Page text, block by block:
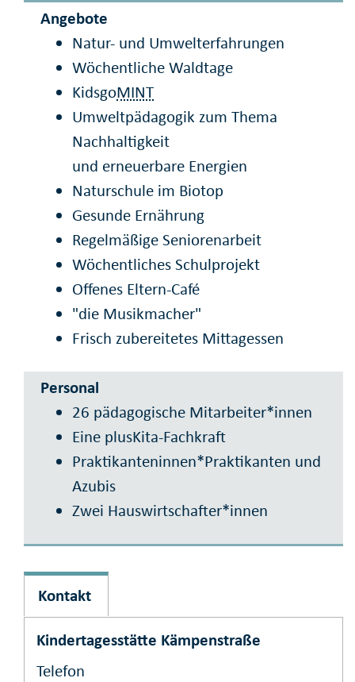
Angebote
Natur- und Umwelterfahrungen
Wöchentliche Waldtage
KidsgoMINT
Umweltpädagogik zum Thema
Nachhaltigkeit
und erneuerbare Energien
Naturschule im Biotop
Gesunde Ernährung
Regelmäßige Seniorenarbeit
Wöchentliches Schulprojekt
Offenes Eltern-Café
"die Musikmacher"
Frisch zubereitetes Mittagessen
Personal
26 pädagogische Mitarbeiter*innen
Eine plusKita-Fachkraft
Praktikanteninnen*Praktikanten und
Azubis
Zwei Hauswirtschafter*innen
Kontakt
Kindertagesstätte Kämpenstraße
Telefon